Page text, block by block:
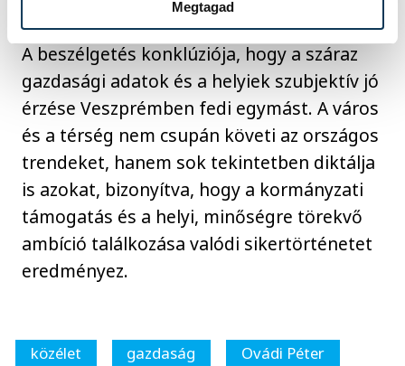
Megtagad
A beszélgetés konklúziója, hogy a száraz
gazdasági adatok és a helyiek szubjektív jó
érzése Veszprémben fedi egymást. A város
és a térség nem csupán követi az országos
trendeket, hanem sok tekintetben diktálja
is azokat, bizonyítva, hogy a kormányzati
támogatás és a helyi, minőségre törekvő
ambíció találkozása valódi sikertörténetet
eredményez.
közélet gazdaság
Ovádi Péter